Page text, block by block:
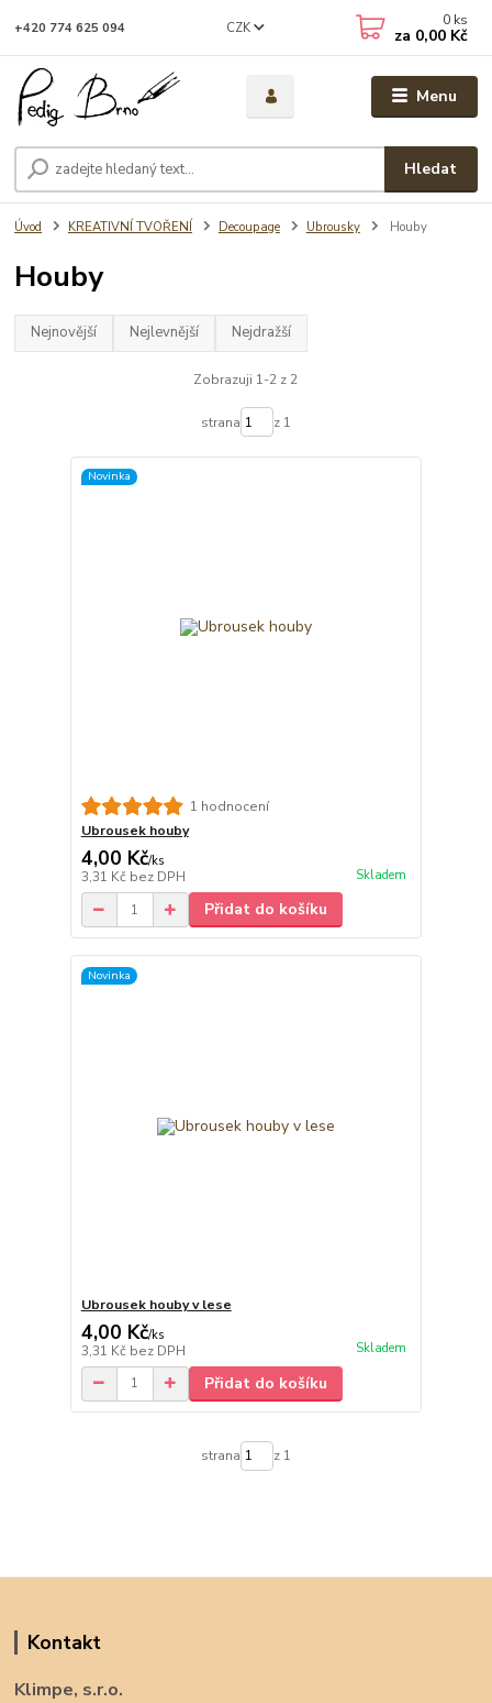
Menu
CZK
Hledat
+420 774 625 094 0 ks
za 0,00 Kč
Úvod KREATIVNÍ TVOŘENÍ Decoupage Ubrousky Houby
Houby
Nejnovější Nejlevnější Nejdražší
Zobrazuji 1-2 z 2
strana z 1
Novinka
1 hodnocení
Ubrousek houby
4,00 Kč/ks
3,31 Kč bez DPH Skladem
Přidat do košíku
Novinka
Ubrousek houby v lese
4,00 Kč/ks
3,31 Kč bez DPH Skladem
Přidat do košíku
strana z 1
Kontakt
Klimpe, s.r.o.